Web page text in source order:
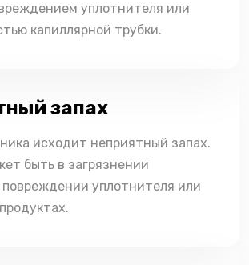
уплотнителя или
капиллярной трубки.
запах
исходит неприятный запах.
быть в загрязнении
повреждении уплотнителя или